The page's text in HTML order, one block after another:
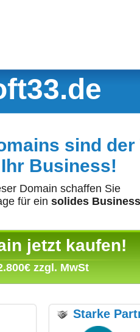
sind der
Business!
Domain schaffen Sie
für ein solides Business
jetzt kaufen!
zzgl. MwSt
Starke